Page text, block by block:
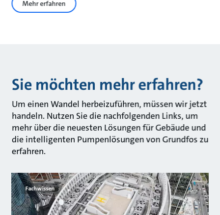
Mehr erfahren
Sie möchten mehr erfahren?
Um einen Wandel herbeizuführen, müssen wir jetzt
handeln. Nutzen Sie die nachfolgenden Links, um
mehr über die neuesten Lösungen für Gebäude und
die intelligenten Pumpenlösungen von Grundfos zu
erfahren.
Fachwissen